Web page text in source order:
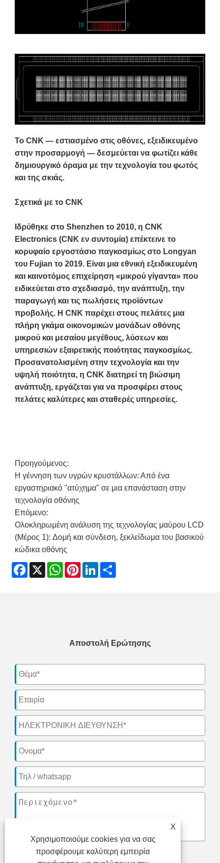
Το CNK — εστιασμένο στις οθόνες, εξειδικευμένο
στην προσαρμογή — δεσμεύεται να φωτίζει κάθε
δημιουργικό όραμα με την τεχνολογία του φωτός
και της σκιάς.
Σχετικά με το CNK
Ιδρύθηκε στο Shenzhen το 2010, η CNK
Electronics (CNK εν συντομία) επέκτεινε το
κορυφαίο εργοστάσιο παγκοσμίως στο Longyan
του Fujian το 2019. Είναι μια εθνική εξειδικευμένη
και καινοτόμος επιχείρηση «μικρού γίγαντα» που
ειδικεύεται στο σχεδιασμό, την ανάπτυξη, την
παραγωγή και τις πωλήσεις προϊόντων
προβολής. Η CNK παρέχει στους πελάτες μια
πλήρη γκάμα οικονομικών μονάδων οθόνης
μικρού και μεσαίου μεγέθους, λύσεων και
υπηρεσιών εξαιρετικής ποιότητας παγκοσμίως.
Προσανατολισμένη στην τεχνολογία και την
υψηλή ποιότητα, η CNK διατηρεί τη βιώσιμη
ανάπτυξη, εργάζεται για να προσφέρει στους
πελάτες καλύτερες και σταθερές υπηρεσίες.
Προηγούμενος:
Η γέννηση των υγρών κρυστάλλων: Από ένα
εργαστηριακό "ατύχημα" σε μια επανάσταση στην
τεχνολογία οθόνης
Επόμενο:
Ολοκληρωμένη ανάλυση της τεχνολογίας μαύρου LCD
(Μέρος 1): Δομή και σύνδεση, ξεκλείδωμα του βασικού
κώδικα οθόνης
Facebook
X WhatsApp
PinterestLinkedIn
Αποστολή Ερώτησης
X
Χρησιμοποιούμε cookies για να σας
προσφέρουμε καλύτερη εμπειρία